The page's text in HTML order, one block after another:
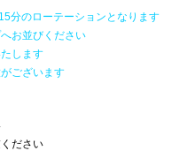
分のローテーションとなります
お並びください
します
ございます
ださい